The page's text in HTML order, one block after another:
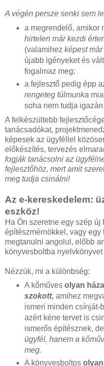
A végén persze senki sem
a megrendelő, amikor
hirtelen már kezdi
(valamihez képestmár
újabb igényeket és
fogalmaz meg;
a fejlesztő pedig épp
rengeteg túlmunka
soha nem tudja
A felkészültebb
tanácsadókat,
képesek az ügyféllel
előkészítés, tervezés
fogják tanácsolni az
fejlesztőhöz, mert amit
meg tudja csinálni!
Az e-kereskedelem:
eszköz!
Ha Ön szeretne egy szép
építészmérnökkel, vagy
megtanulni angolul, előbb
könyvesboltba
Nézzük, mi a különbség:
A kőműves olyan
szokott, amihez
ismeri minden csínját-
azért kéne tervet is
ismerős építésznek, de
ügyfél, hanem a
meg.
A könyvesboltos